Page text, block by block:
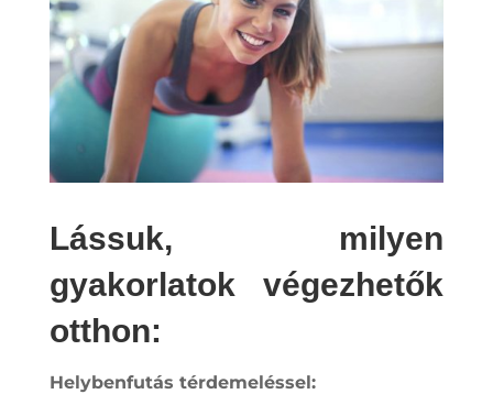
Lássuk, milyen
gyakorlatok végezhetők
otthon:
Helybenfutás térdemeléssel: